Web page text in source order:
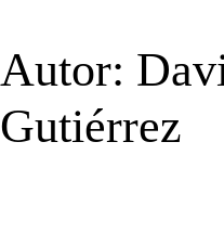
Autor:
Gutiérrez